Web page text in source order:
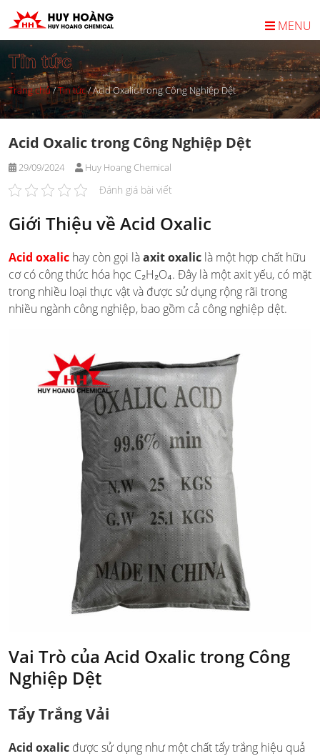
Skip
to
content
MENU
Tin tức
Trang chủ/Tin tức/Acid Oxalic trong Công Nghiệp Dệt
Acid Oxalic trong Công Nghiệp Dệt
29/09/2024 Huy Hoang Chemical
Đánh giá bài viết
Giới Thiệu về Acid Oxalic
Acid oxalic hay còn gọi làaxit oxalic là một hợp chất hữu
cơ có công thức hóa học C₂H₂O₄. Đây là một axit yếu, có mặt
trong nhiều loại thực vật và được sử dụng rộng rãi trong
nhiều ngành công nghiệp, bao gồm cả công nghiệp dệt.
Vai Trò của Acid Oxalic trong Công
Nghiệp Dệt
Tẩy Trắng Vải
Acid oxalic được sử dụng như một chất tẩy trắng hiệu quả